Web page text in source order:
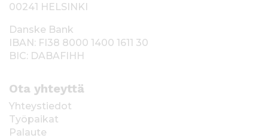
00241 HELSINKI
Danske Bank
IBAN: FI38 8000 1400 1611 30
BIC: DABAFIHH
Ota yhteyttä
Yhteystiedot
Työpaikat
Palaute